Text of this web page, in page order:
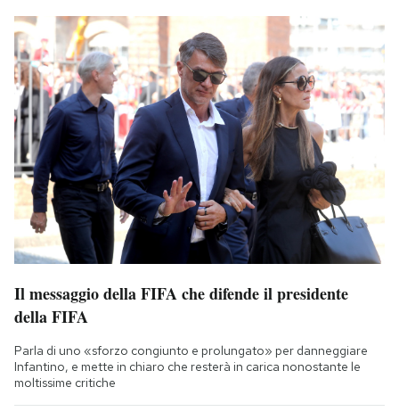
Il messaggio della FIFA che difende il presidente
della FIFA
Parla di uno «sforzo congiunto e prolungato» per danneggiare
Infantino, e mette in chiaro che resterà in carica nonostante le
moltissime critiche